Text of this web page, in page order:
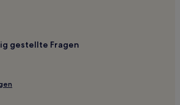
Nashville
Pulaski
Frühstück in Opryland
gestellte Fragen